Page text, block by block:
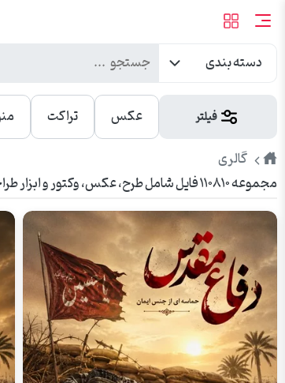
دسته بندی
فیلتر عکس تراکت
طرح
پیک
گالری
مجموعه ۱۱۰۸۱۰ فایل شامل طرح، عکس، وکتور و ابزار طراحی